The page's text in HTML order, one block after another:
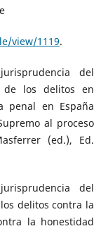
view/1119.
del
de los delitos en
penal en España
al proceso
(ed.), Ed.
del
delitos contra la
la honestidad